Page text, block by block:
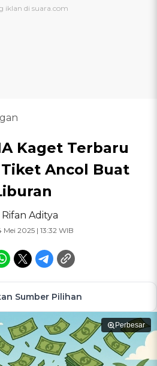
Kaget Terbaru
Ancol Buat
Rifan Aditya
Mei 2025 | 13:32 WIB
Sumber Pilihan
Perbesar